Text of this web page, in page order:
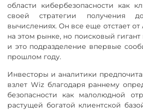
области кибербезопасности как
своей стратегии получения
вычислениях. Он все еще отстает
на этом рынке, но поисковый
и это подразделение впервые
прошлом году.
Инвесторы и аналитики
взлет Wiz благодаря раннему
безопасности как малолюдной
растущей богатой клиентской